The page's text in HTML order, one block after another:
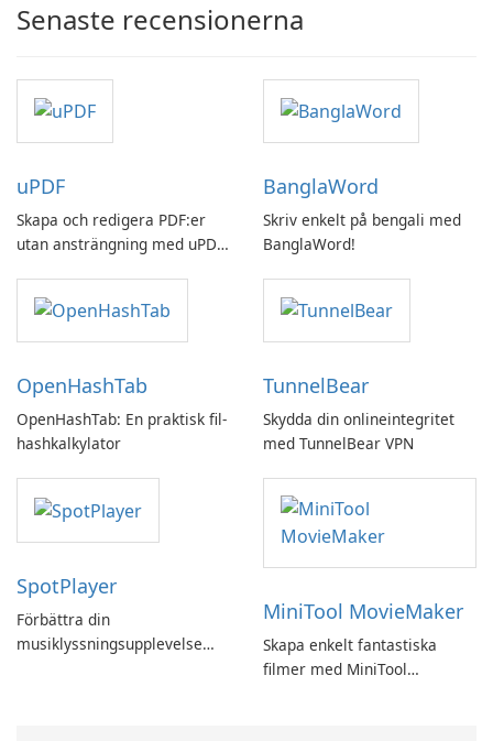
Senaste recensionerna
uPDF
Skapa och redigera PDF:er
utan ansträngning med uPDF
BanglaWord
Skriv enkelt på bengali med
BanglaWord!
OpenHashTab
OpenHashTab: En praktisk fil-
hashkalkylator
TunnelBear
Skydda din onlineintegritet
med TunnelBear VPN
SpotPlayer
Förbättra din
musiklyssningsupplevelse
MiniTool MovieMaker
Skapa enkelt fantastiska
filmer med MiniTool